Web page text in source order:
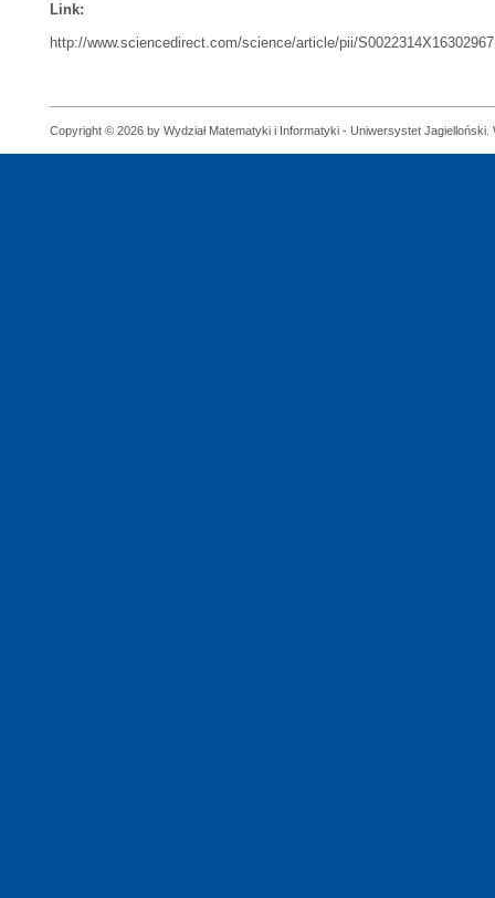
Link:
http://www.sciencedirect.com/science/article/pii/S0022314X16302967
Copyright © 2026 by Wydział Matematyki i Informatyki - Uniwersystet